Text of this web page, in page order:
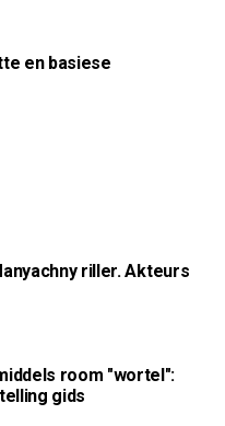
en basiese
riller. Akteurs
room "wortel":
gids